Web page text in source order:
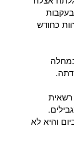
כחודש
רשאית
והיא לא